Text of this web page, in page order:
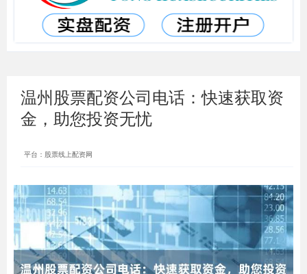
温州股票配资公司电话：快速获取资
金，助您投资无忧
平台：股票线上配资网